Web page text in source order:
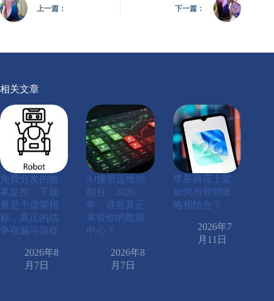
上一篇： 下一篇：
相关文章
免费分发的效
果监控：下载
量是个虚荣指
标，真正的战
争在漏斗深处
2026年8
月7日
AI接管运维控
制台：2026
年，谁在真正
掌管你的数据
中心？
2026年8
月7日
苹果商店上架
如何与营销策
略相结合？
2026年7
月11日